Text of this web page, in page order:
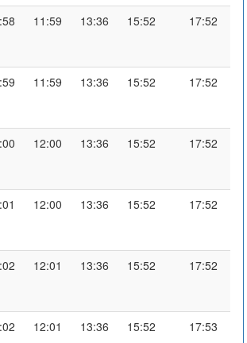
11:59 13:36 15:52 17:52
11:59 13:36 15:52 17:52
12:00 13:36 15:52 17:52
12:00 13:36 15:52 17:52
12:01 13:36 15:52 17:52
12:01 13:36 15:52 17:53